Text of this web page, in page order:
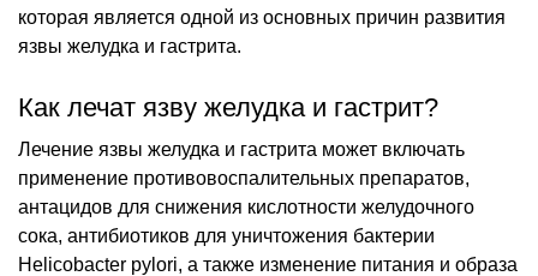
которая является одной из основных причин развития
язвы желудка и гастрита.
Как лечат язву желудка и гастрит?
Лечение язвы желудка и гастрита может включать
применение противовоспалительных препаратов,
антацидов для снижения кислотности желудочного
сока, антибиотиков для уничтожения бактерии
Helicobacter pylori, а также изменение питания и образа